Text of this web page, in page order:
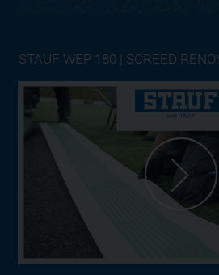
STAUF WEP 180 | SCREED